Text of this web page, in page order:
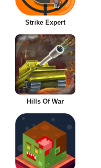
Strike Expert
Hills Of War